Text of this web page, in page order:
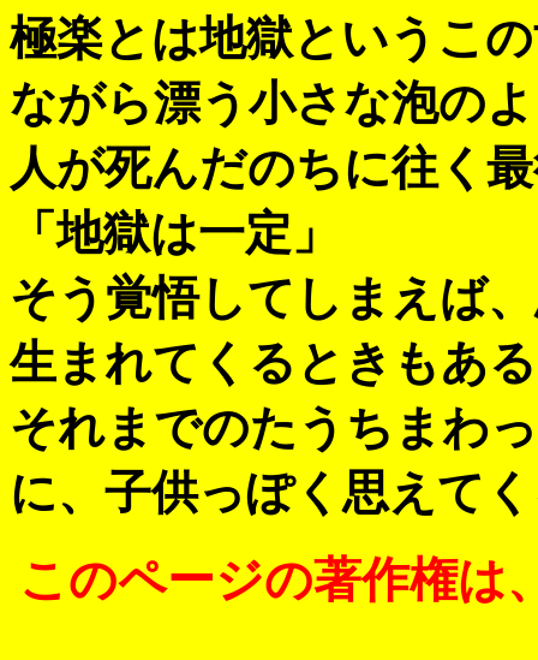
極楽とは地獄というこ
ながら漂う小さな泡の
人が死んだのちに往く
「地獄は一定」
そう覚悟してしまえば
生まれてくるときもあ
それまでのたうちまわ
に、子供っぽく思えて
このページの著作権は